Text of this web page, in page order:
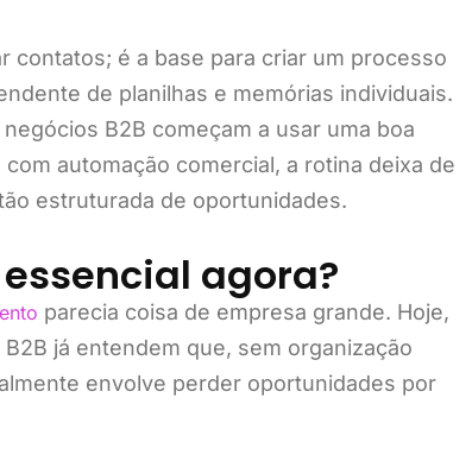
contatos; é a base para criar um processo
de planilhas e memórias individuais.
B2B começam a usar uma boa
automação comercial, a rotina deixa de
estruturada de oportunidades.
essencial agora?
parecia coisa de empresa grande. Hoje,
já entendem que, sem organização
envolve perder oportunidades por